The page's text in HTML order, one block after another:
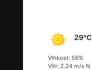
29°C
Vlhkost: 56%
Vítr: 2.24 m/s N